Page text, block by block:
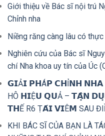
Giới thiệu về Bác sĩ nội trú
Chỉnh nha
Niềng răng càng lâu có
Nghiên cứu của Bác sĩ
chí Nha khoa uy tín của Úc
𝗚𝗜Ả𝗜 𝗣𝗛Á𝗣 𝗖𝗛Ỉ𝗡𝗛 𝗡𝗛𝗔
HÔ 𝗛𝗜Ệ𝗨 𝗤𝗨Ả – 𝗧𝗔̣̂𝗡
𝗧𝗛Ế R6 Ṭ𝗔́𝗜 𝗩𝗜Ê𝗠 SAU
KHI BÁC SĨ CỦA BẠN LÀ